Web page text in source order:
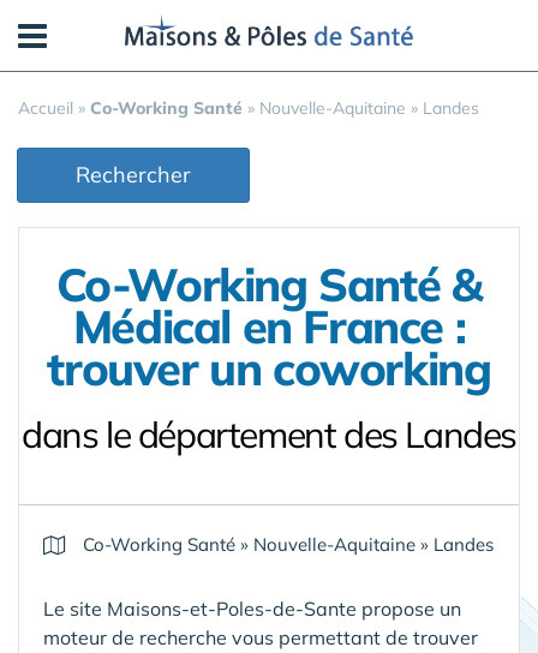
Accueil » Co-Working Santé » Nouvelle-Aquitaine » Landes
Rechercher
Co-Working Santé &
Médical en France :
trouver un coworking
dans le département des Landes
Co-Working Santé » Nouvelle-Aquitaine » Landes
Le site Maisons-et-Poles-de-Sante propose un
moteur de recherche vous permettant de trouver
Panneau de gestion des cookies